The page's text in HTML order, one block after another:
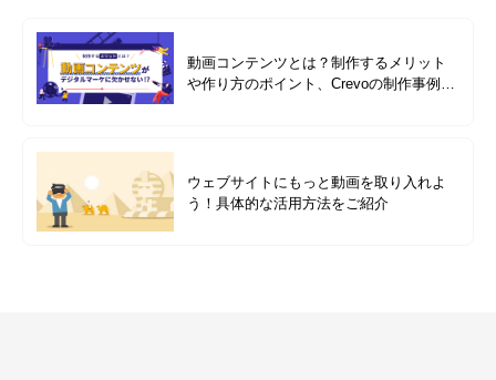
動画コンテンツとは？制作するメリット
や作り方のポイント、Crevoの制作事例も
ウェブサイトにもっと動画を取り入れよ
う！具体的な活用方法をご紹介